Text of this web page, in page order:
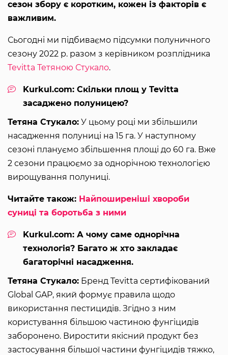
сезон збору є коротким, кожен із факторів є
важливим.
Сьогодні ми підбиваємо підсумки полуничного
сезону 2022 р. разом з керівником розплідника
Tevitta Тетяною Стукало.
Kurkul.com: Скільки площ у Tevitta
засаджено полуницею?
Тетяна Стукало: У цьому році ми збільшили
насадження полуниці на 15 га. У наступному
сезоні плануємо збільшення площі до 60 га. Вже
2 сезони працюємо за однорічною технологією
вирощування полуниці.
Читайте також: Найпоширеніші хвороби
суниці та боротьба з ними
Kurkul.com: А чому саме однорічна
технологія? Багато ж хто закладає
багаторічні насадження.
Тетяна Стукало: Бренд Tevitta сертифікований
Global GAP, який формує правила щодо
використання пестицидів. Згідно з ним
користування більшою частиною фунгіцидів
заборонено. Виростити якісний продукт без
застосування більшої частини фунгіцидів тяжко,